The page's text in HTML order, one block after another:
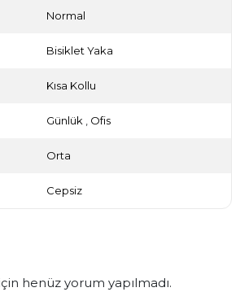
Normal
Bisiklet Yaka
Kısa Kollu
Günlük Ofis
Orta
Cepsiz
henüz yorum yapılmadı.